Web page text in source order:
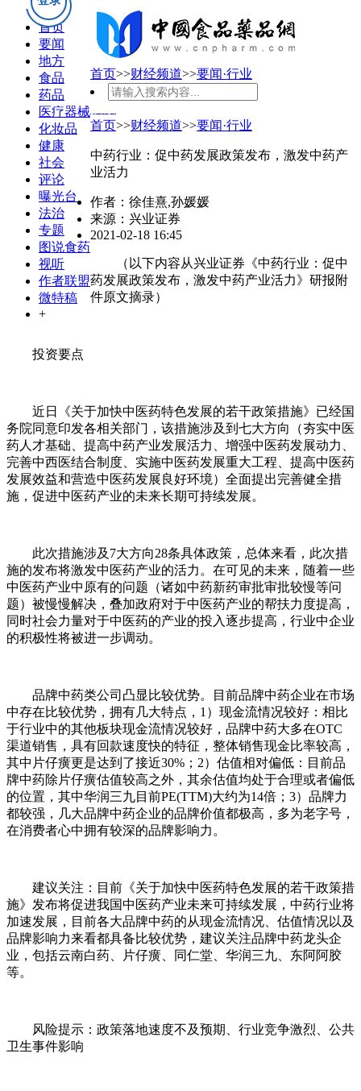
首页
要闻
地方
食品
药品
医疗器械
化妆品
健康
社会
评论
曝光台
法治
专题
图说食药
视听
作者联盟
微特稿
+
首页>>财经频道>>要闻·行业
首页>>财经频道>>要闻·行业
中药行业：促中药发展政策发布，激发中药产
业活力
作者：徐佳熹,孙媛媛
来源：兴业证券
2021-02-18 16:45
（以下内容从兴业证券《中药行业：促中
药发展政策发布，激发中药产业活力》研报附
件原文摘录）
投资要点
近日《关于加快中医药特色发展的若干政策措施》已经国
务院同意印发各相关部门，该措施涉及到七大方向（夯实中医
药人才基础、提高中药产业发展活力、增强中医药发展动力、
完善中西医结合制度、实施中医药发展重大工程、提高中医药
发展效益和营造中医药发展良好环境）全面提出完善健全措
施，促进中医药产业的未来长期可持续发展。
此次措施涉及7大方向28条具体政策，总体来看，此次措
施的发布将激发中医药产业的活力。在可见的未来，随着一些
中医药产业中原有的问题（诸如中药新药审批审批较慢等问
题）被慢慢解决，叠加政府对于中医药产业的帮扶力度提高，
同时社会力量对于中医药的产业的投入逐步提高，行业中企业
的积极性将被进一步调动。
品牌中药类公司凸显比较优势。目前品牌中药企业在市场
中存在比较优势，拥有几大特点，1）现金流情况较好：相比
于行业中的其他板块现金流情况较好，品牌中药大多在OTC
渠道销售，具有回款速度快的特征，整体销售现金比率较高，
其中片仔癀更是达到了接近30%；2）估值相对偏低：目前品
牌中药除片仔癀估值较高之外，其余估值均处于合理或者偏低
的位置，其中华润三九目前PE(TTM)大约为14倍；3）品牌力
都较强，几大品牌中药企业的品牌价值都极高，多为老字号，
在消费者心中拥有较深的品牌影响力。
建议关注：目前《关于加快中医药特色发展的若干政策措
施》发布将促进我国中医药产业未来可持续发展，中药行业将
加速发展，目前各大品牌中药的从现金流情况、估值情况以及
品牌影响力来看都具备比较优势，建议关注品牌中药龙头企
业，包括云南白药、片仔癀、同仁堂、华润三九、东阿阿胶
等。
风险提示：政策落地速度不及预期、行业竞争激烈、公共
卫生事件影响